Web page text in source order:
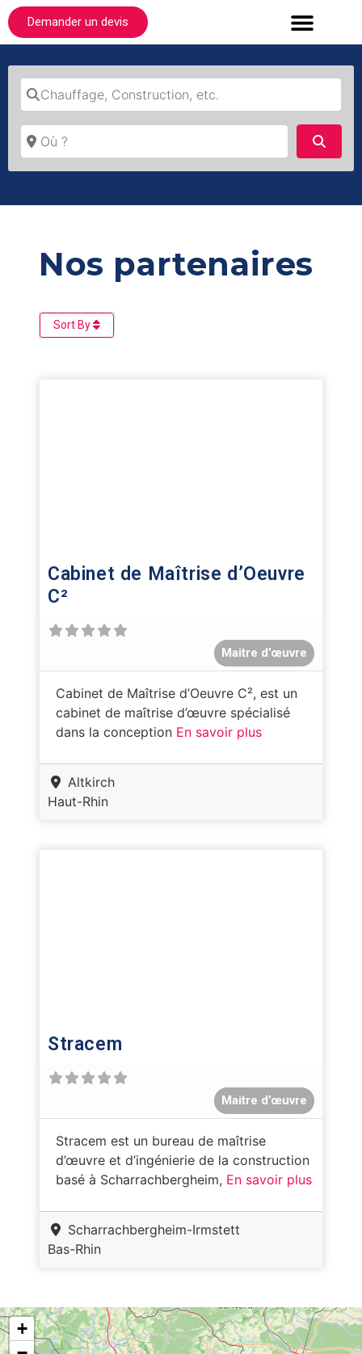
Demander un devis
Chauffage, Construction, etc.
Où ?
Nos partenaires
Sort By
Cabinet de Maîtrise d’Oeuvre
C²
Maitre d’œuvre
Cabinet de Maîtrise d’Oeuvre C², est un
cabinet de maîtrise d’œuvre spécialisé
dans la conception En savoir plus
Altkirch
Haut-Rhin
Stracem
Maitre d’œuvre
Stracem est un bureau de maîtrise
d’œuvre et d’ingénierie de la construction
basé à Scharrachbergheim, En savoir plus
Scharrachbergheim-Irmstett
Bas-Rhin
+